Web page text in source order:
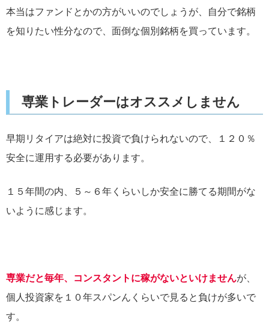
本当はファンドとかの方がいいのでしょうが、自分で銘柄
を知りたい性分なので、面倒な個別銘柄を買っています。
専業トレーダーはオススメしません
早期リタイアは絶対に投資で負けられないので、１２０％
安全に運用する必要があります。
１５年間の内、５～６年くらいしか安全に勝てる期間がな
いように感じます。
専業だと毎年、コンスタントに稼がないといけませんが、
個人投資家を１０年スパンんくらいで見ると負けが多いで
す。